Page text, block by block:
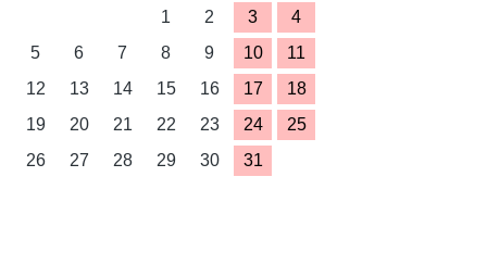
1
2 3
4
5
6 7 8 9 10
11
12
13 14 15 16 17
18
19
20 21 22 23 24
25
26
27 28 29 30 31